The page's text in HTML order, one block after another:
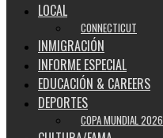
LOCAL
CONNECTICUT
INMIGRACIÓN
INFORME ESPECIAL
EDUCACIÓN & CAREERS
DEPORTES
COPA MUNDIAL 2026